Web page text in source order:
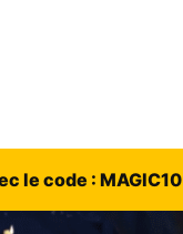
le code : MAGIC10